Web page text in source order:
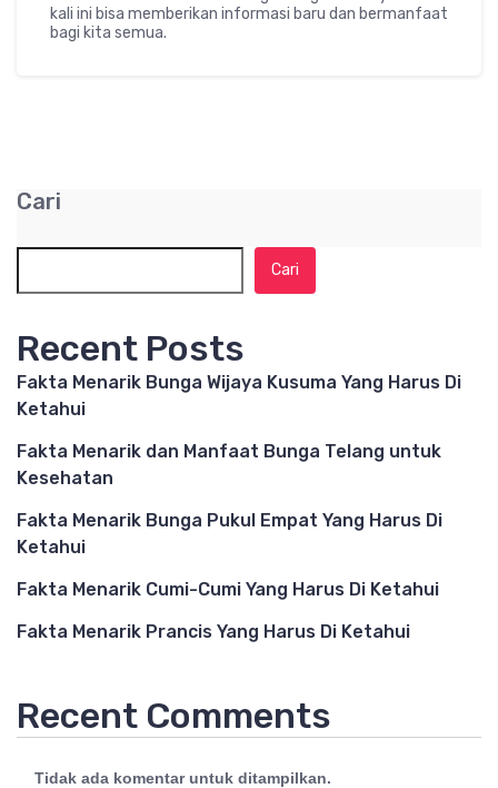
kali ini bisa memberikan informasi baru dan bermanfaat
bagi kita semua.
Cari
Cari
Recent Posts
Fakta Menarik Bunga Wijaya Kusuma Yang Harus Di
Ketahui
Fakta Menarik dan Manfaat Bunga Telang untuk
Kesehatan
Fakta Menarik Bunga Pukul Empat Yang Harus Di
Ketahui
Fakta Menarik Cumi-Cumi Yang Harus Di Ketahui
Fakta Menarik Prancis Yang Harus Di Ketahui
Recent Comments
Tidak ada komentar untuk ditampilkan.